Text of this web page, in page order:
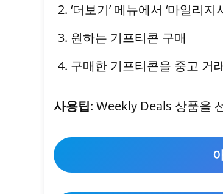
‘더보기’ 메뉴에서 ‘마일리
원하는 기프티콘 구매
구매한 기프티콘을 중고 거
사용팁: Weekly Deals 상품을